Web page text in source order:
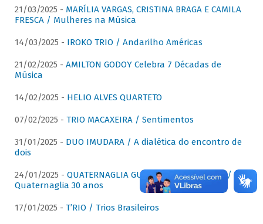
21/03/2025 - MARÍLIA VARGAS, CRISTINA BRAGA E CAMILA
FRESCA / Mulheres na Música
14/03/2025 - IROKO TRIO / Andarilho Américas
21/02/2025 - AMILTON GODOY Celebra 7 Décadas de
Música
14/02/2025 - HELIO ALVES QUARTETO
07/02/2025 - TRIO MACAXEIRA / Sentimentos
31/01/2025 - DUO IMUDARA / A dialética do encontro de
dois
24/01/2025 - QUATERNAGLIA GUITAR QUARTET (QGQ) /
Quaternaglia 30 anos
17/01/2025 - T’RIO / Trios Brasileiros